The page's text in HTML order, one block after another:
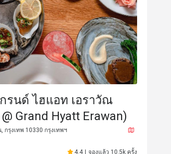
รนด์ ไฮแอท เอราวัณ
Grand Hyatt Erawan)
รุงเทพ 10330 กรุงเทพฯ
4.4 | จองแล้ว 10.5k ครั้ง